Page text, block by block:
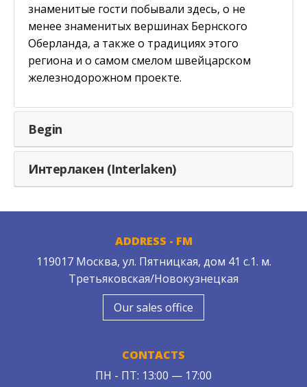
знаменитые гости побывали здесь, о не
менее знаменитых вершинах Бернского
Оберланда, а также о традициях этого
региона и о самом смелом швейцарском
железнодорожном проекте.
Begin
Интерлакен (Interlaken)
ADDRESS - FM
119017 Москва, ул. Пятницкая, дом 41 с.1. м.
Третьяковская/Новокузнецкая
Our sales office
CONTACTS
ПН - ПТ: 13:00 — 17:00